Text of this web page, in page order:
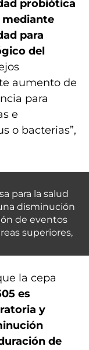
probiótica
para
del
aumento de
para
e
o bacterias”,
para la salud
disminución
de eventos
superiores,
la cepa
es
y
de